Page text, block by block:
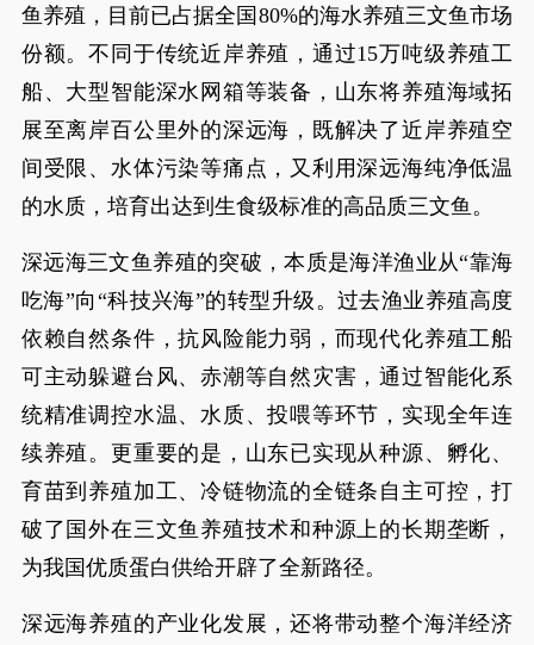
鱼养殖，目前已占据全国80%的海水养殖三文鱼市场
份额。不同于传统近岸养殖，通过15万吨级养殖工
船、大型智能深水网箱等装备，山东将养殖海域拓
展至离岸百公里外的深远海，既解决了近岸养殖空
间受限、水体污染等痛点，又利用深远海纯净低温
的水质，培育出达到生食级标准的高品质三文鱼。
深远海三文鱼养殖的突破，本质是海洋渔业从“靠海
吃海”向“科技兴海”的转型升级。过去渔业养殖高度
依赖自然条件，抗风险能力弱，而现代化养殖工船
可主动躲避台风、赤潮等自然灾害，通过智能化系
统精准调控水温、水质、投喂等环节，实现全年连
续养殖。更重要的是，山东已实现从种源、孵化、
育苗到养殖加工、冷链物流的全链条自主可控，打
破了国外在三文鱼养殖技术和种源上的长期垄断，
为我国优质蛋白供给开辟了全新路径。
深远海养殖的产业化发展，还将带动整个海洋经济